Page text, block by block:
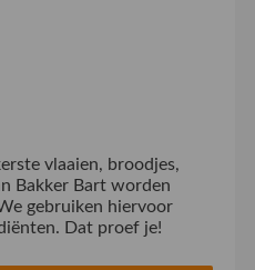
vlaaien, broodjes,
Bakker Bart worden
gebruiken hiervoor
Dat proef je!